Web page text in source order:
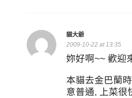
貓大爺
2009-10-22 at 13:35
妳好啊~~ 歡迎
本貓去金巴蘭
意普通, 上菜很